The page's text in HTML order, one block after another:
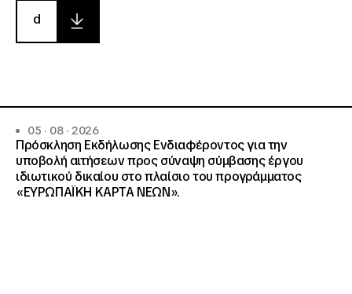
d
05 · 08 · 2026
Πρόσκληση Εκδήλωσης Ενδιαφέροντος για την
υποβολή αιτήσεων προς σύναψη σύμβασης έργου
ιδιωτικού δικαίου στο πλαίσιο του προγράμματος
«ΕΥΡΩΠΑΪΚΗ ΚΑΡΤΑ ΝΕΩΝ».